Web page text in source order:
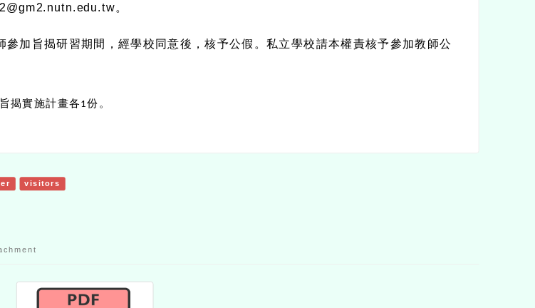
。
參加旨揭研習期間，經學校同意後，核予公假。私立學校請本權責核予參加教師公
揭實施計畫各1份。
visitors